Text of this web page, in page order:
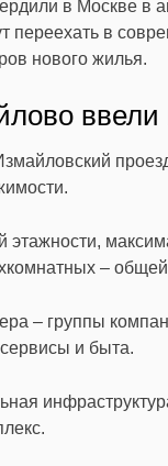
в Москве в
переехать в
нового жилья.
–
– группы
и быта.
.